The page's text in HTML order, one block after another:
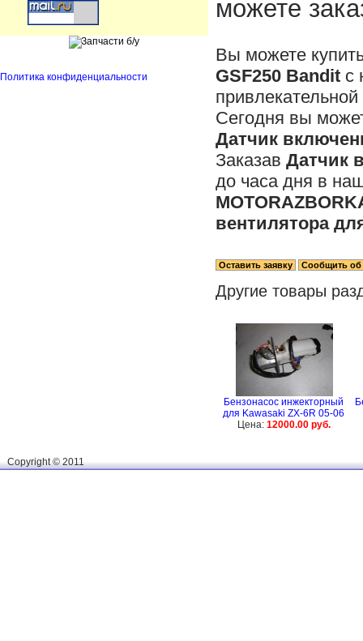
можете
Вы можете
GSF250 Bandit с
Сегодня вы
Датчик
Заказав Датчик
до часа дня в
вентилятора
Другие товары
Бензонасос инжекторный
для Kawasaki ZX-6R 05-06
Цена: 12000.00 руб.
Политика конфиденциальности
Сopyright © 2011